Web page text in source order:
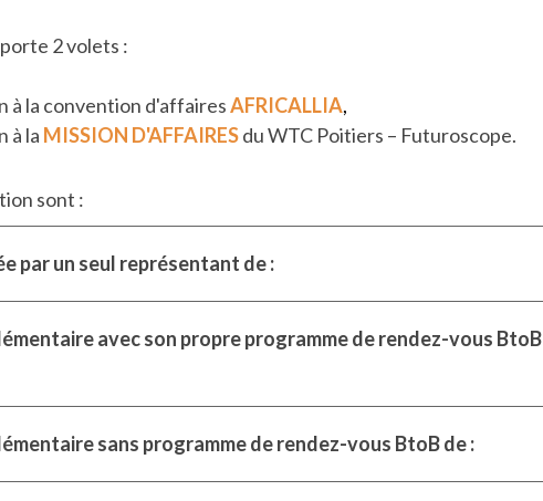
2 volets :
à la convention d'affairesAFRICALLIA,
à la MISSION D'AFFAIRESdu WTC Poitiers – Futuroscope.
sont :
par un seul représentant de :
avec son propre programme de rendez-vous BtoB
sans programme de rendez-vous BtoB de :